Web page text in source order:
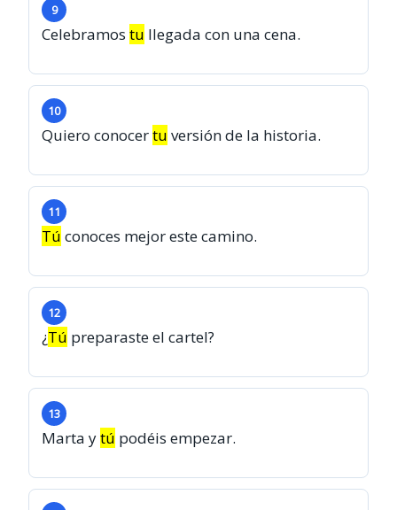
9
Celebramos tu llegada con una cena.
10
Quiero conocertu versión de la historia.
11
Tú conoces mejor este camino.
12
¿Tú preparaste el cartel?
13
Marta ytú podéis empezar.